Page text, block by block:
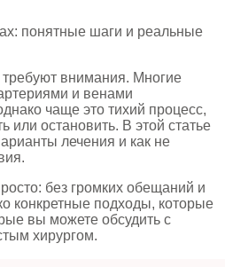
внимания. Многие
и венами
чаще это тихий процесс,
или остановить. В этой статье
лечения и как не
без громких обещаний и
конкретные подходы, которые
вы можете обсудить с
хирургом.